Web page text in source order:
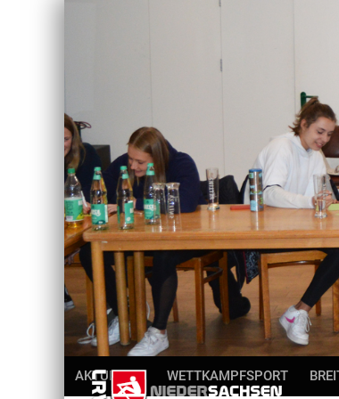
AKTUELLES WETTKAMPFSPORT